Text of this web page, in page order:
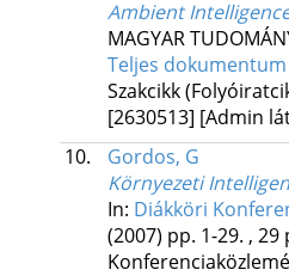
Ambient
MAGYAR
Teljes dokumentum
Szakcikk
[2630513] [Admin
10.
Gordos, G
Környezeti
In: Diákköri
(2007) pp. 1-29. , 29